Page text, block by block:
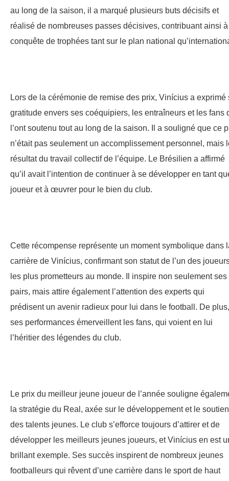
au long de la saison, il a marqué plusieurs buts décisifs et
réalisé de nombreuses passes décisives, contribuant ainsi
conquête de trophées tant sur le plan national
Lors de la cérémonie de remise des prix, Vinícius a exprimé
gratitude envers ses coéquipiers, les entraîneurs et les fans
l’ont soutenu tout au long de la saison. Il a souligné que ce
n’était pas seulement un accomplissement personnel, mais
résultat du travail collectif de l’équipe. Le Brésilien a affirmé
qu’il avait l’intention de continuer à se développer en tant
joueur et à œuvrer pour le bien du club.
Cette récompense représente un moment symbolique dans
carrière de Vinícius, confirmant son statut de l’un des
les plus prometteurs au monde. Il inspire non seulement ses
pairs, mais attire également l’attention des experts qui
prédisent un avenir radieux pour lui dans le football. De plus,
ses performances émerveillent les fans, qui voient en lui
l’héritier des légendes du club.
Le prix du meilleur jeune joueur de l’année souligne
la stratégie du Real, axée sur le développement et le soutien
des talents jeunes. Le club s’efforce toujours d’attirer et de
développer les meilleurs jeunes joueurs, et Vinícius en est
brillant exemple. Ses succès inspirent de nombreux jeunes
footballeurs qui rêvent d’une carrière dans le sport de haut